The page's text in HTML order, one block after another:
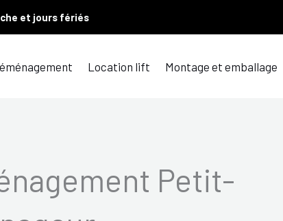
et jours fériés
Location lift Montage et emballage
Petit-